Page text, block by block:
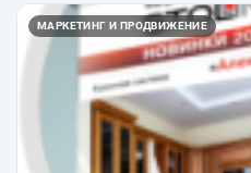
МАРКЕТИНГ И ПРОДВИЖЕНИЕ